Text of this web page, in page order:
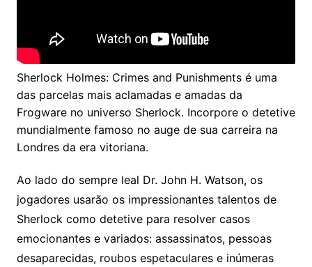
Sherlock Holmes: Crimes and Punishments é uma
das parcelas mais aclamadas e amadas da
Frogware no universo Sherlock. Incorpore o detetive
mundialmente famoso no auge de sua carreira na
Londres da era vitoriana.
Ao lado do sempre leal Dr. John H. Watson, os
jogadores usarão os impressionantes talentos de
Sherlock como detetive para resolver casos
emocionantes e variados: assassinatos, pessoas
desaparecidas, roubos espetaculares e inúmeras